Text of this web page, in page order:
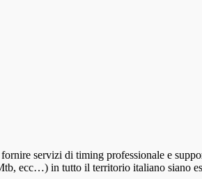
servizi di timing professionale e
ecc…) in tutto il territorio italiano siano